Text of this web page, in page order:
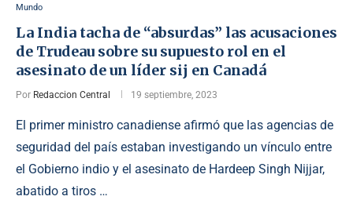
Mundo
La India tacha de “absurdas” las acusaciones
de Trudeau sobre su supuesto rol en el
asesinato de un líder sij en Canadá
Por Redaccion Central 19 septiembre, 2023
El primer ministro canadiense afirmó que las agencias de
seguridad del país estaban investigando un vínculo entre
el Gobierno indio y el asesinato de Hardeep Singh Nijjar,
abatido a tiros …